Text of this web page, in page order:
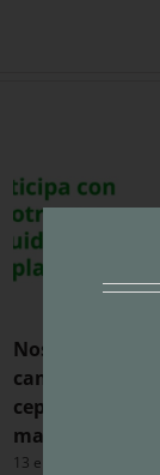
Nos unimos a la
campaña
cepillos de
mar” de
13 enero, 2020